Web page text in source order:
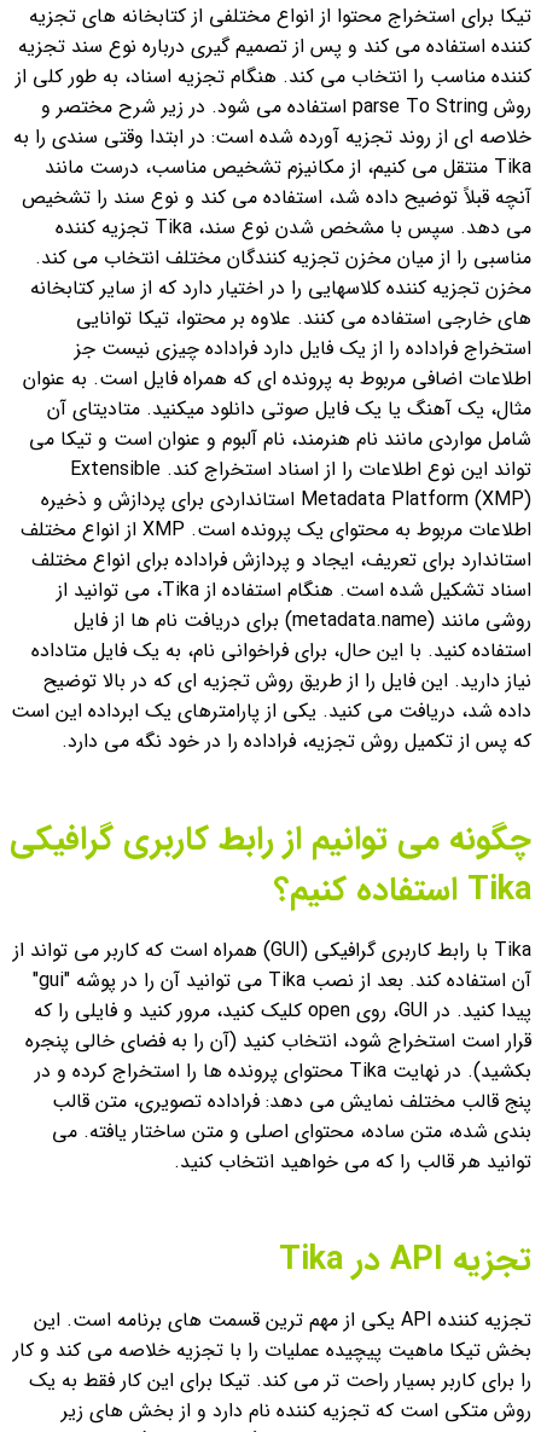
تیکا برای استخراج محتوا از انواع مختلفی از کتابخانه های تجزیه
کننده استفاده می کند و پس از تصمیم گیری درباره نوع سند تجزیه
کننده مناسب را انتخاب می کند. هنگام تجزیه اسناد، به طور کلی از
روش parse To String استفاده می شود. در زیر شرح مختصر و
خلاصه ای از روند تجزیه آورده شده است: در ابتدا وقتی سندی را به
Tika منتقل می کنیم، از مکانیزم تشخیص مناسب، درست مانند
آنچه قبلاً توضیح داده شد، استفاده می کند و نوع سند را تشخیص
می دهد. سپس با مشخص شدن نوع سند، Tika تجزیه کننده
مناسبی را از میان مخزن تجزیه کنندگان مختلف انتخاب می کند.
مخزن تجزیه کننده کلاسهایی را در اختیار دارد که از سایر کتابخانه
های خارجی استفاده می کنند. علاوه بر محتوا، تیکا توانایی
استخراج فراداده را از یک فایل دارد فراداده چیزی نیست جز
اطلاعات اضافی مربوط به پرونده ای که همراه فایل است. به عنوان
مثال، یک آهنگ یا یک فایل صوتی دانلود می‏کنید. متادیتای آن
شامل مواردی مانند نام هنرمند، نام آلبوم و عنوان است و تیکا می
تواند این نوع اطلاعات را از اسناد استخراج کند. Extensible
Metadata Platform (XMP) استانداردی برای پردازش و ذخیره
اطلاعات مربوط به محتوای یک پرونده است. XMP از انواع مختلف
استاندارد برای تعریف، ایجاد و پردازش فراداده برای انواع مختلف
اسناد تشکیل شده است.
هنگام استفاده از Tika، می توانید از
روشی مانند (metadata.name) برای دریافت نام ها از فایل
استفاده کنید. با این حال، برای فراخوانی نام، به یک فایل متاداده
نیاز دارید. این فایل را از طریق روش تجزیه ای که در بالا توضیح
داده شد، دریافت می کنید. یکی از پارامترهای یک ابرداده این است
که پس از تکمیل روش تجزیه، فراداده را در خود نگه می دارد.
چگونه می توانیم از رابط کاربری گرافیکی
Tika استفاده کنیم؟
Tika با رابط کاربری گرافیکی (GUI) همراه است که کاربر می تواند از
آن استفاده کند. بعد از نصب Tika می توانید آن را در پوشه "gui"
پیدا کنید.
در GUI، روی open کلیک کنید، مرور کنید و فایلی را که
قرار است استخراج شود، انتخاب کنید (آن را به فضای خالی پنجره
بکشید). در نهایت Tika محتوای پرونده ها را استخراج کرده و در
پنج قالب مختلف نمایش می دهد: فراداده تصویری، متن قالب
بندی شده، متن ساده، محتوای اصلی و متن ساختار یافته. می
توانید هر قالب را که می خواهید انتخاب کنید.
تجزیه API در Tika
تجزیه کننده API یکی از مهم ترین قسمت های برنامه است. این
بخش تیکا ماهیت پیچیده عملیات را با تجزیه خلاصه می کند و کار
را برای کاربر بسیار راحت تر می کند. تیکا برای این کار فقط به یک
روش متکی است که تجزیه کننده نام دارد و از بخش های زیر